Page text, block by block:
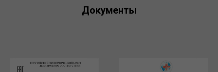
Документы